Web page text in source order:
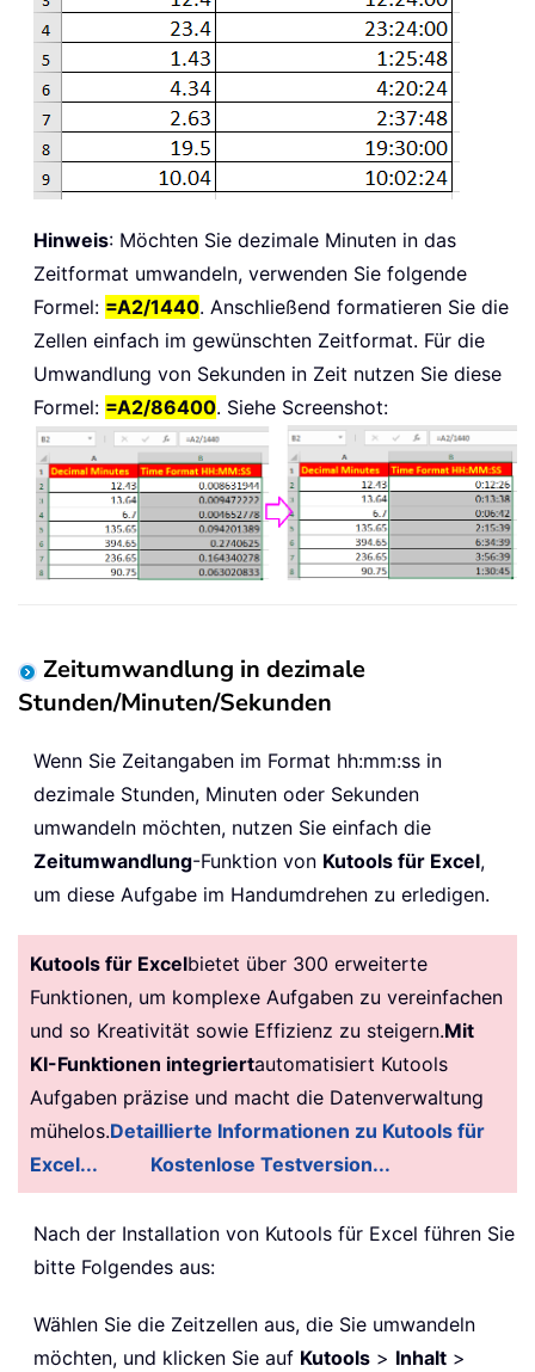
Hinweis: Möchten Sie dezimale Minuten in das
Zeitformat umwandeln, verwenden Sie folgende
Formel: =A2/1440. Anschließend formatieren Sie die
Zellen einfach im gewünschten Zeitformat. Für die
Umwandlung von Sekunden in Zeit nutzen Sie diese
Formel: =A2/86400. Siehe Screenshot:
Zeitumwandlung in dezimale
Stunden/Minuten/Sekunden
Wenn Sie Zeitangaben im Format hh:mm:ss in
dezimale Stunden, Minuten oder Sekunden
umwandeln möchten, nutzen Sie einfach die
Zeitumwandlung-Funktion von Kutools für Excel,
um diese Aufgabe im Handumdrehen zu erledigen.
Kutools für Excelbietet über 300 erweiterte
Funktionen, um komplexe Aufgaben zu vereinfachen
und so Kreativität sowie Effizienz zu steigern.Mit
KI-Funktionen integriertautomatisiert Kutools
Aufgaben präzise und macht die Datenverwaltung
mühelos.Detaillierte Informationen zu Kutools für
Excel...
Kostenlose Testversion...
Nach der Installation von Kutools für Excel führen Sie
bitte Folgendes aus:
Wählen Sie die Zeitzellen aus, die Sie umwandeln
möchten, und klicken Sie auf Kutools > Inhalt >